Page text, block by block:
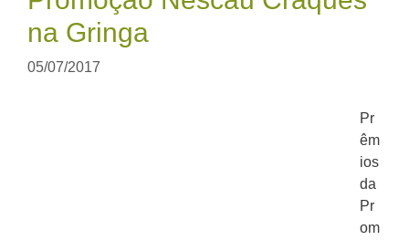
na Gringa
05/07/2017
Pr
êm
ios
da
Pr
om